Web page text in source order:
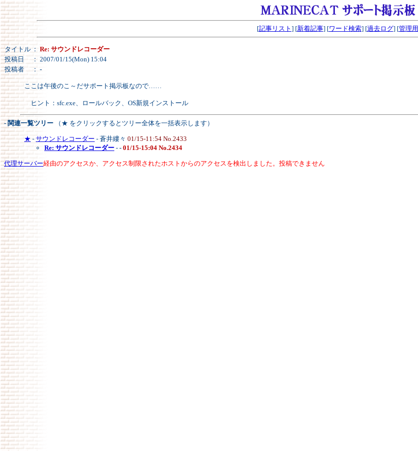
[記事リスト ] [新着記事] [ワード検索] [過去ログ] [管理用
タイトル ： Re: サウンドレコーダー
投稿日
： 2007/01/15(Mon) 15:04
投稿者
： -
ここは午後のこ～だサポート掲示板なので……
ヒント：sfc.exe、ロールバック、OS新規インストール
- 関連一覧ツリー （★ をクリックするとツリー全体を一括表示します）
★ - サウンドレコーダー - 蒼井縷々 01/15-11:54 No.2433
Re: サウンドレコーダー - - 01/15-15:04 No.2434
代理サーバー経由のアクセスか、アクセス制限されたホストからのアクセスを検出しました。投稿できません